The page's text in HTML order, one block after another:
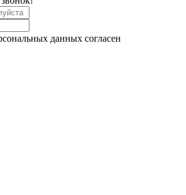
данных согласен